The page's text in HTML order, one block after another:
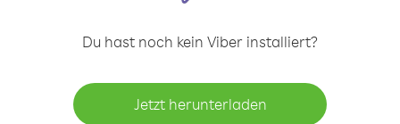
Du hast noch kein Viber installiert?
Jetzt herunterladen